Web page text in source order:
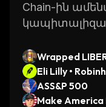
Chain-ին
Wrapped
OMNIBUS
Eli Lilly •
Token
ASS&P 500
Make America